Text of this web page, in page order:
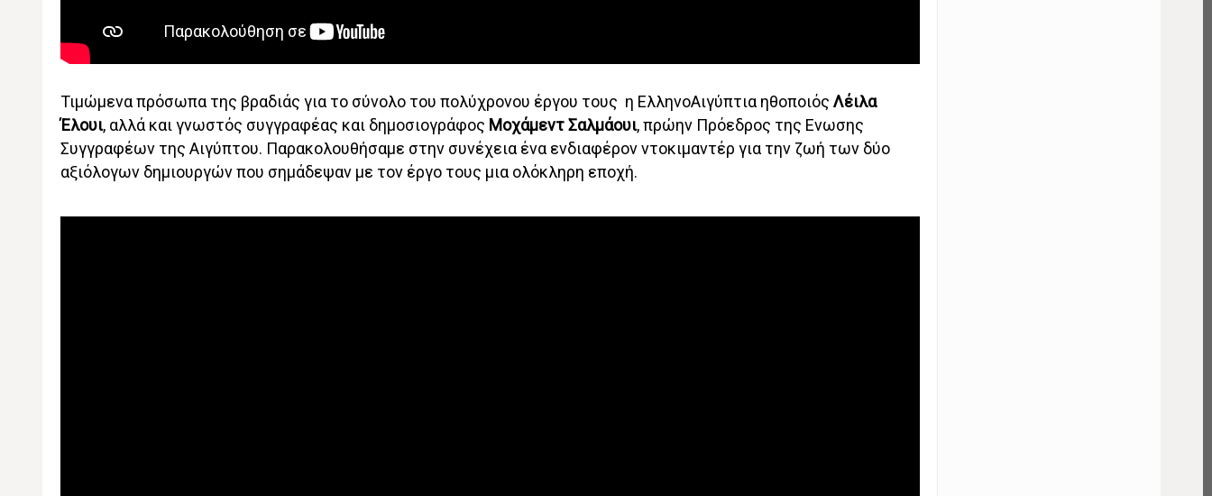
Τιμώμενα πρόσωπα της βραδιάς για το σύνολο του πολύχρονου έργου τους η ΕλληνοΑιγύπτια ηθοποιός Λέιλα
Έλουι, αλλά και γνωστός συγγραφέας και δημοσιογράφος Μοχάμεντ Σαλμάουι, πρώην Πρόεδρος της Ενωσης
Συγγραφέων της Αιγύπτου. Παρακολουθήσαμε στην συνέχεια ένα ενδιαφέρον ντοκιμαντέρ για την ζωή των δύο
αξιόλογων δημιουργών που σημάδεψαν με τον έργο τους μια ολόκληρη εποχή.